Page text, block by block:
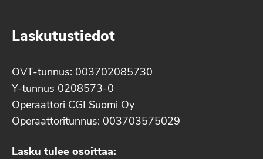
Laskutustiedot
OVT-tunnus: 003702085730
Y-tunnus 0208573-0
Operaattori CGI Suomi Oy
Operaattoritunnus: 003703575029
Lasku tulee osoittaa: